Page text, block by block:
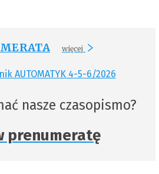
więcej
nasze czasopismo?
prenumeratę